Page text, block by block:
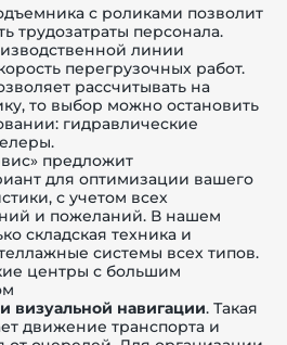
с роликами позволит
трудозатраты персонала.
линии
перегрузочных работ.
рассчитывать на
то выбор можно остановить
гидравлические
предложит
для оптимизации вашего
с учетом всех
и пожеланий. В нашем
складская техника и
системы всех типов.
центры с большим
визуальной навигации. Такая
движение транспорта и